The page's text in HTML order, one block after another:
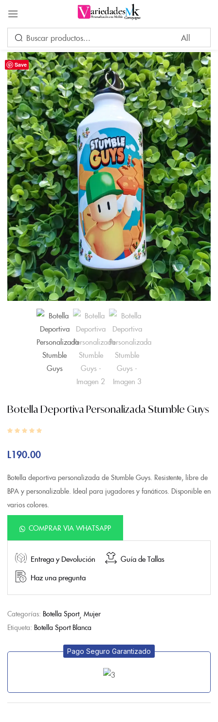
Save
Botella Deportiva Personalizada Stumble Guys
L190.00
Botella deportiva personalizada de Stumble Guys. Resistente, libre de
BPA y personalizable. Ideal para jugadores y fanáticos. Disponible en
varios colores.
COMPRAR VIA WHATSAPP
Entrega y Devolución
Guía de Tallas
Haz una pregunta
Categorías: Botella Sport Mujer
Etiqueta: Botella Sport Blanca
Pago Seguro Garantizado
Acceder
Por favor, introduce una respuesta en dígitos:
5 + diecisiete =
Recuérdame ¿Ha perdido su contraseña?
INICIAR SESIÓN
CREAR UNA CUENTA